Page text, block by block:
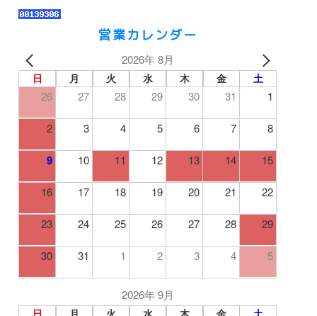
営業カレンダー
2026年 8月
日 月 火 水 木 金 土
26 27 28 29 30 31 1
2 3 4 5 6 7 8
9 10 11 12 13 14 15
16 17 18 19 20 21 22
23 24 25 26 27 28 29
30 31 1 2 3 4 5
2026年 9月